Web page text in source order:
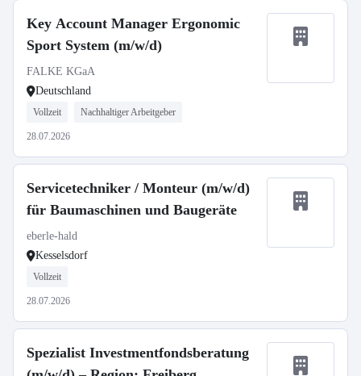
Key Account Manager Ergonomic
Sport System (m/w/d)
FALKE KGaA
Deutschland
Vollzeit Nachhaltiger Arbeitgeber
28.07.2026
Servicetechniker / Monteur (m/w/d)
für Baumaschinen und Baugeräte
eberle-hald
Kesselsdorf
Vollzeit
28.07.2026
Spezialist Investmentfondsberatung